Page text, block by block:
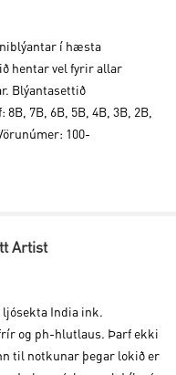
í hæsta
hentar vel fyrir allar
Blýantasettið
7B, 6B, 5B, 4B, 3B, 2B,
100-
Artist
India ink.
og ph-hlutlaus. Þarf ekki
til notkunar þegar lokið er